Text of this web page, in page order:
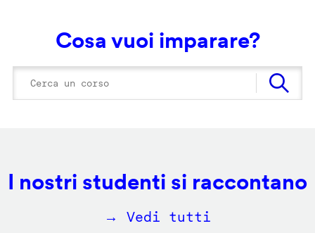
Cosa vuoi imparare?
I nostri studenti si raccontano
→ Vedi tutti